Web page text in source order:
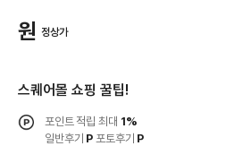
원 정상가
스퀘어몰 쇼핑 꿀팁!
포인트 적립 최대 1%
일반후기 P 포토후기 P